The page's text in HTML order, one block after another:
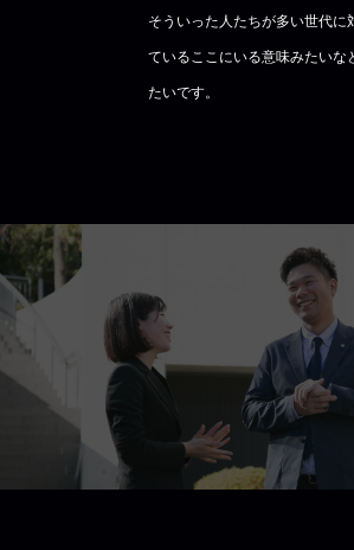
そういった人たちが多い世代に
ているここにいる意味みたいな
たいです。